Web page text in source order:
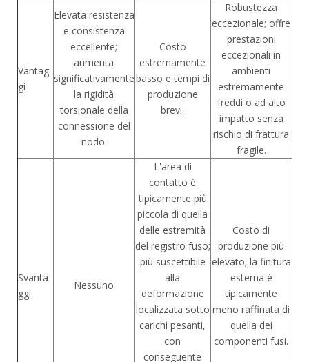
Vantag
gi
Elevata resistenza
e consistenza
eccellente;
aumenta
significativamente
la rigidità
torsionale della
connessione del
nodo.
Costo
estremamente
basso e tempi di
produzione
brevi.
Robustezza
eccezionale; offre
prestazioni
eccezionali in
ambienti
estremamente
freddi o ad alto
impatto senza
rischio di frattura
fragile.
Svanta
ggi
Nessuno
L'area di
contatto è
tipicamente più
piccola di quella
delle estremità
del registro fuso;
più suscettibile
alla
deformazione
localizzata sotto
carichi pesanti,
con
conseguente
Costo di
produzione più
elevato; la finitura
esterna è
tipicamente
meno raffinata di
quella dei
componenti fusi.